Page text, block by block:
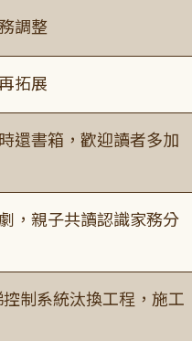
調整
拓展
還書箱，歡迎讀者多加
，親子共讀認識家務分
控制系統汰換工程，施工